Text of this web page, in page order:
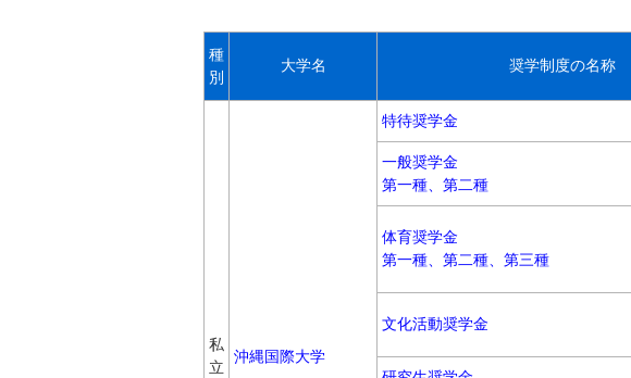
種
別
大学名 奨学制度の名称
私
立
沖縄国際大学
特待奨学金
一般奨学金
第一種、第二種
体育奨学金
第一種、第二種、第三種
文化活動奨学金